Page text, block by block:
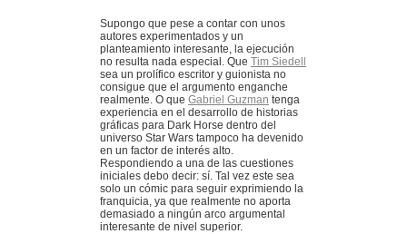
Supongo que pese a contar con unos
autores experimentados y un
planteamiento interesante, la ejecución
no resulta nada especial. Que Tim Siedell
sea un prolífico escritor y guionista no
consigue que el argumento enganche
realmente. O que Gabriel Guzman tenga
experiencia en el desarrollo de historias
gráficas para Dark Horse dentro del
universo Star Wars tampoco ha devenido
en un factor de interés alto.
Respondiendo a una de las cuestiones
iniciales debo decir: sí. Tal vez este sea
solo un cómic para seguir exprimiendo la
franquicia, ya que realmente no aporta
demasiado a ningún arco argumental
interesante de nivel superior.